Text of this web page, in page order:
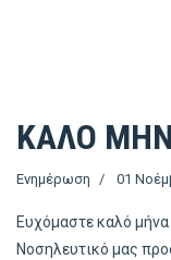
ΚΑΛΟ
Ενημέρωση 01
Ευχόμαστε καλό
Νοσηλευτικό μας